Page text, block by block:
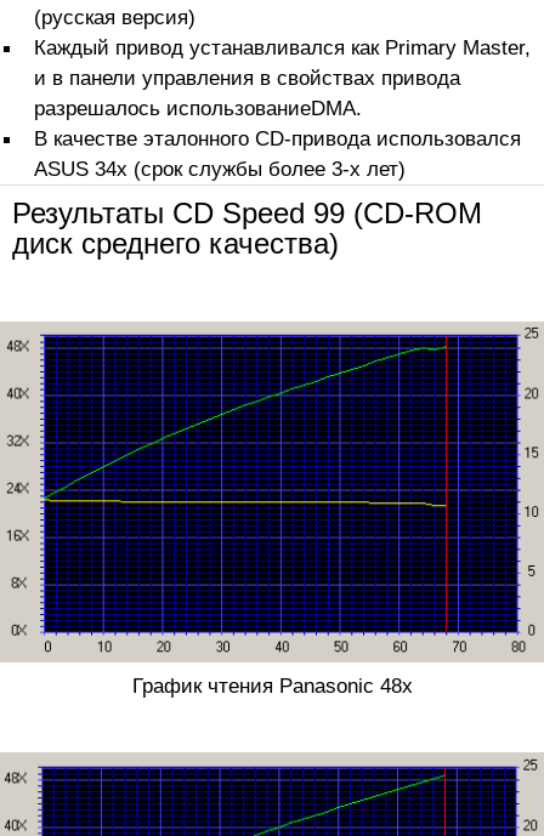
(русская версия)
Каждый привод устанавливался как Primary Master,
и в панели управления в свойствах привода
разрешалось использованиеDMA.
В качестве эталонного CD-привода использовался
ASUS 34x (срок службы более 3-х лет)
Результаты CD Speed 99 (CD-ROM
диск среднего качества)
График чтения Panasonic 48x